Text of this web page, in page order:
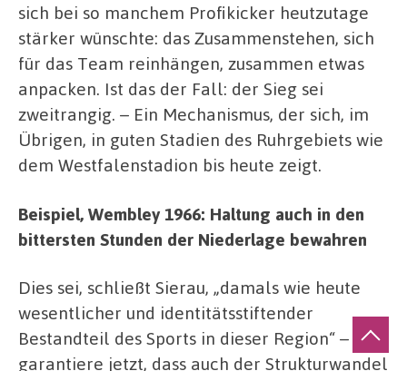
sich bei so manchem Profikicker heutzutage
stärker wünschte: das Zusammenstehen, sich
für das Team reinhängen, zusammen etwas
anpacken. Ist das der Fall: der Sieg sei
zweitrangig. – Ein Mechanismus, der sich, im
Übrigen, in guten Stadien des Ruhrgebiets wie
dem Westfalenstadion bis heute zeigt.
Beispiel, Wembley 1966: Haltung auch in den
bittersten Stunden der Niederlage bewahren
Dies sei, schließt Sierau, „damals wie heute
wesentlicher und identitätsstiftender
Bestandteil des Sports in dieser Region“ – und
garantiere jetzt, dass auch der Strukturwandel